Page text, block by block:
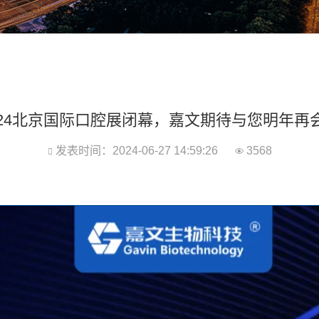
北京国际口腔展闭幕，嘉文期待与您明年再
 发表时间：2024-06-27 14:59:26 3568